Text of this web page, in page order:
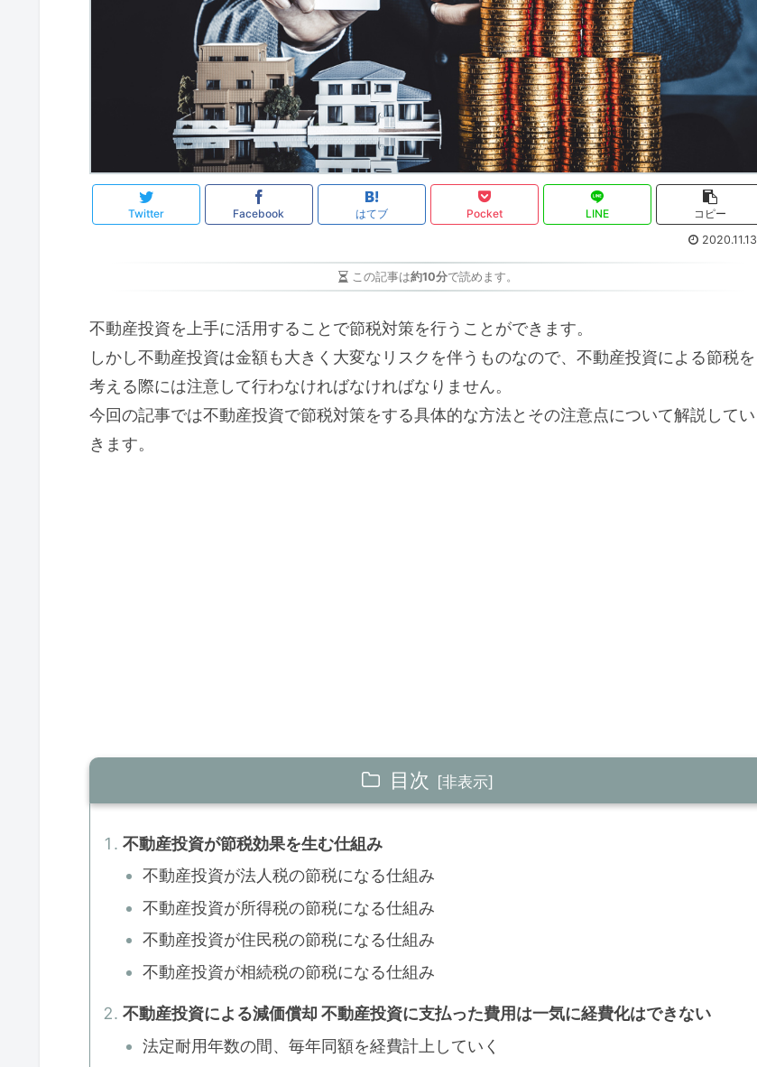
Twitter Facebook はてブ Pocket LINE
コピー
2020.11.13
この記事は約10分で読めます。
不動産投資を上手に活用することで節税対策を行うことができます。
しかし不動産投資は金額も大きく大変なリスクを伴うものなので、不動産投資による節税を
考える際には注意して行わなければなければなりません。
今回の記事では不動産投資で節税対策をする具体的な方法とその注意点について解説してい
きます。
目次
不動産投資が節税効果を生む仕組み
不動産投資が法人税の節税になる仕組み
不動産投資が所得税の節税になる仕組み
不動産投資が住民税の節税になる仕組み
不動産投資が相続税の節税になる仕組み
不動産投資による減価償却 不動産投資に支払った費用は一気に経費化はできない
法定耐用年数の間、毎年同額を経費計上していく